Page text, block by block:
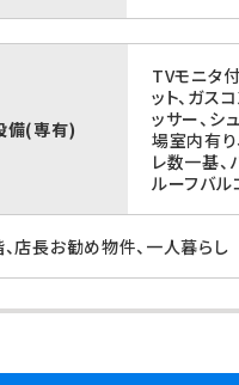
備(専有)
TVモニタ
ット、ガス
ッサー、シ
場室内有り
レ数一基、
ルーフバル
店長お勧め物件、一人暮らし